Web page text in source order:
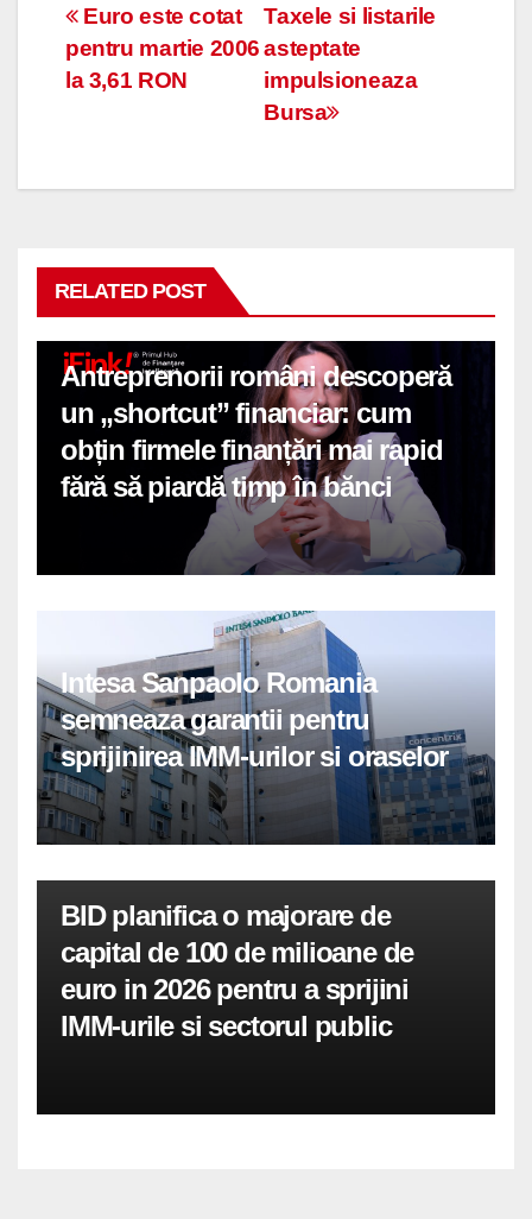
Navigare
în
Taxele si listarile
asteptate
impulsioneaza
Bursa
Euro este cotat
pentru martie 2006
la 3,61 RON
RELATED POST
Antreprenorii români descoperă
un „shortcut” financiar: cum
obțin firmele finanțări mai rapid
fără să piardă timp în bănci
Intesa Sanpaolo Romania
semneaza garantii pentru
sprijinirea IMM-urilor si oraselor
BID planifica o majorare de
capital de 100 de milioane de
euro in 2026 pentru a sprijini
IMM-urile si sectorul public